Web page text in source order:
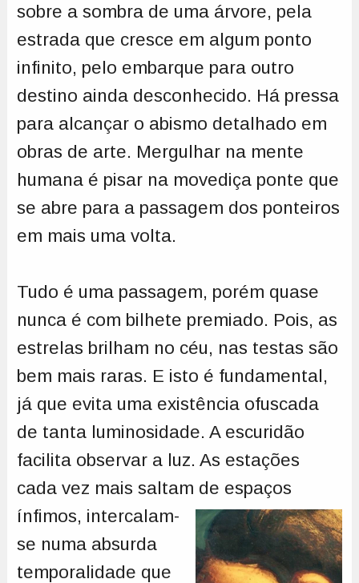
sobre a sombra de uma árvore, pela
estrada que cresce em algum ponto
infinito, pelo embarque para outro
destino ainda desconhecido. Há pressa
para alcançar o abismo detalhado em
obras de arte. Mergulhar na mente
humana é pisar na movediça ponte que
se abre para a passagem dos ponteiros
em mais uma volta.
Tudo é uma passagem, porém quase
nunca é com bilhete premiado. Pois, as
estrelas brilham no céu, nas testas são
bem mais raras. E isto é fundamental,
já que evita uma existência ofuscada
de tanta luminosidade. A escuridão
facilita observar a luz. As estações
cada vez mais saltam de espaços
ínfimos, intercalam-
se numa absurda
temporalidade que